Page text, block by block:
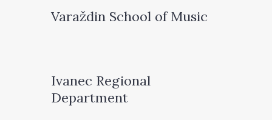
Varaždin School of Music
Ivanec Regional
Department